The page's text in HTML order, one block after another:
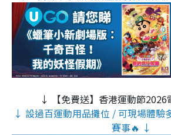
↓ 【免費送】香港運動節2026
↓ 設過百運動用品攤位 / 可現場體驗
賽事🔥 ↓